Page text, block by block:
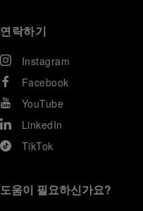
연락하기
Instagram
Facebook
YouTube
LinkedIn
TikTok
도움이 필요하신가요?